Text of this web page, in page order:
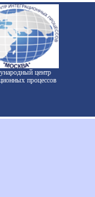
центр
процессов